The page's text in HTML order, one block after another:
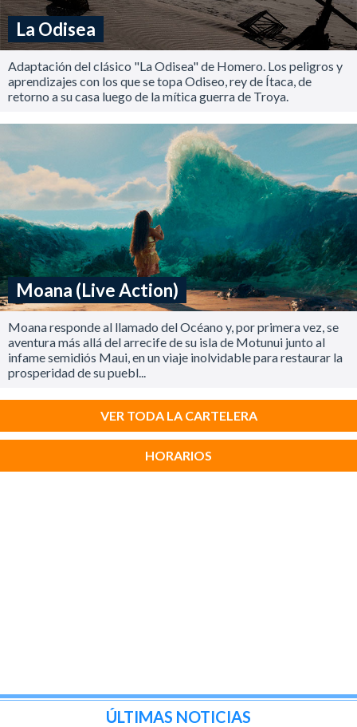
La Odisea
Adaptación del clásico "La Odisea" de Homero. Los peligros y
aprendizajes con los que se topa Odiseo, rey de Ítaca, de
retorno a su casa luego de la mítica guerra de Troya.
Moana (Live Action)
Moana responde al llamado del Océano y, por primera vez, se
aventura más allá del arrecife de su isla de Motunui junto al
infame semidiós Maui, en un viaje inolvidable para restaurar la
prosperidad de su puebl...
VER TODA LA CARTELERA
HORARIOS
ÚLTIMAS NOTICIAS